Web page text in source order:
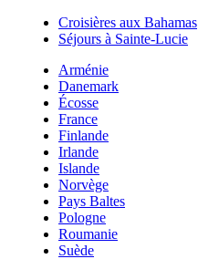
Croisières aux Bahamas
Séjours à Sainte-Lucie
Arménie
Danemark
Écosse
France
Finlande
Irlande
Islande
Norvège
Pays Baltes
Pologne
Roumanie
Suède